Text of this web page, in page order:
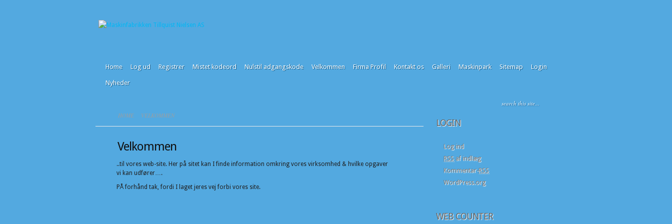
Home Log ud Registrer Mistet kodeord Nulstil adgangskode Velkommen Firma Profil Kontakt os Galleri Maskinpark Sitemap Login
Nyheder
HOME VELKOMMEN
Velkommen
..til vores web-site. Her på sitet kan I finde information omkring vores virksomhed & hvilke opgaver
vi kan udfører….
PÅ forhånd tak, fordi I laget jeres vej forbi vores site.
LOGIN
Log ind
RSS af indlæg
Kommentar-RSS
WordPress.org
WEB COUNTER